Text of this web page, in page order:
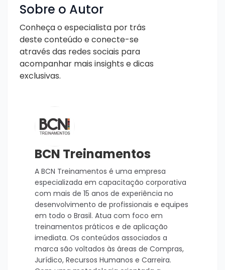
Sobre o Autor
Conheça o especialista por trás
deste conteúdo e conecte-se
através das redes sociais para
acompanhar mais insights e dicas
exclusivas.
BCN Treinamentos
A BCN Treinamentos é uma empresa
especializada em capacitação corporativa
com mais de 15 anos de experiência no
desenvolvimento de profissionais e equipes
em todo o Brasil. Atua com foco em
treinamentos práticos e de aplicação
imediata. Os conteúdos associados a
marca são voltados às áreas de Compras,
Jurídico, Recursos Humanos e Carreira.